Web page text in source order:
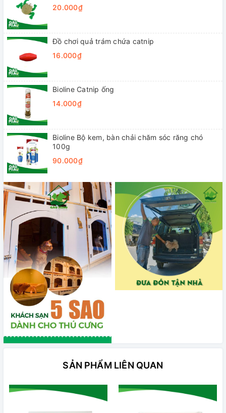
20.000₫
Đồ chơi quả trám chứa catnip
16.000₫
Bioline Catnip ống
14.000₫
Bioline Bộ kem, bàn chải chăm sóc răng chó
100g
90.000₫
SẢN PHẨM LIÊN QUAN